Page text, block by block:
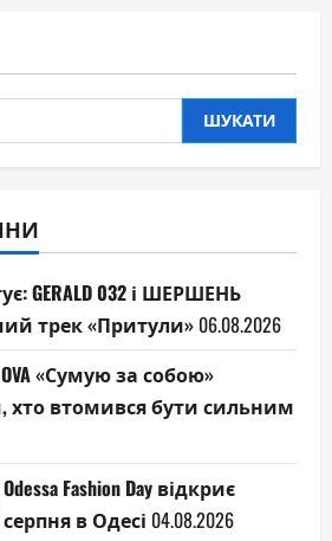
GERALD 032 і ШЕРШЕНЬ
трек «Притули» 06.08.2026
«Сумую за собою»
хто втомився бути сильним
Odessa Fashion Day відкриє
в Одесі 04.08.2026